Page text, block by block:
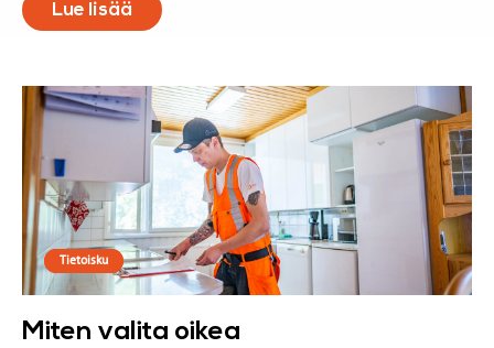
Lue lisää
Tietoisku
Miten valita oikea